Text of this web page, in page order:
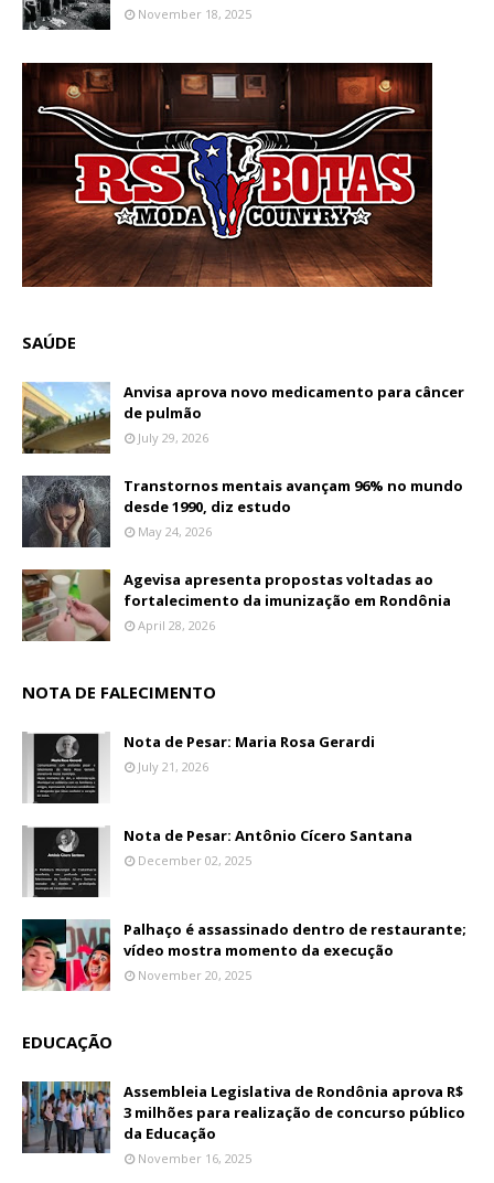
November 18, 2025
SAÚDE
Anvisa aprova novo medicamento para câncer
de pulmão
July 29, 2026
Transtornos mentais avançam 96% no mundo
desde 1990, diz estudo
May 24, 2026
Agevisa apresenta propostas voltadas ao
fortalecimento da imunização em Rondônia
April 28, 2026
NOTA DE FALECIMENTO
Nota de Pesar: Maria Rosa Gerardi
July 21, 2026
Nota de Pesar: Antônio Cícero Santana
December 02, 2025
Palhaço é assassinado dentro de restaurante;
vídeo mostra momento da execução
November 20, 2025
EDUCAÇÃO
Assembleia Legislativa de Rondônia aprova R$
3 milhões para realização de concurso público
da Educação
November 16, 2025